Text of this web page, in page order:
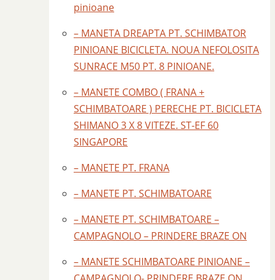
pinioane
– MANETA DREAPTA PT. SCHIMBATOR
PINIOANE BICICLETA. NOUA NEFOLOSITA
SUNRACE M50 PT. 8 PINIOANE.
– MANETE COMBO ( FRANA +
SCHIMBATOARE ) PERECHE PT. BICICLETA
SHIMANO 3 X 8 VITEZE. ST-EF 60
SINGAPORE
– MANETE PT. FRANA
– MANETE PT. SCHIMBATOARE
– MANETE PT. SCHIMBATOARE –
CAMPAGNOLO – PRINDERE BRAZE ON
– MANETE SCHIMBATOARE PINIOANE –